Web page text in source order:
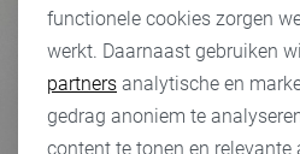
Analytische cookies
Marketing cookies
functionele cookies zorgen
werkt. Daarnaast gebruiken
partners analytische en
gedrag anoniem te
content te tonen en relevante